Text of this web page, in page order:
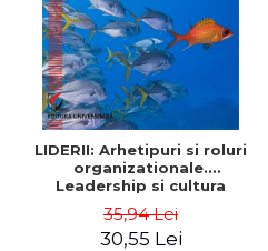
LIDERII: Arhetipuri si roluri
organizationale.
Leadership si cultura
Dumitrascu
35,94 Lei
30,55 Lei